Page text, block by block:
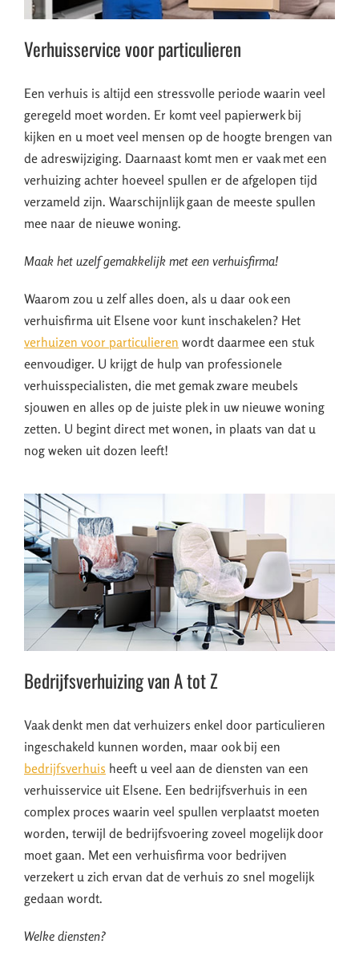
Verhuisservice voor particulieren
Een verhuis is altijd een stressvolle periode waarin veel
geregeld moet worden. Er komt veel papierwerk bij
kijken en u moet veel mensen op de hoogte brengen van
de adreswijziging. Daarnaast komt men er vaak met een
verhuizing achter hoeveel spullen er de afgelopen tijd
verzameld zijn. Waarschijnlijk gaan de meeste spullen
mee naar de nieuwe woning.
Maak het uzelf gemakkelijk met een verhuisfirma!
Waarom zou u zelf alles doen, als u daar ook een
verhuisfirma uit Elsene voor kunt inschakelen? Het
verhuizen voor particulieren wordt daarmee een stuk
eenvoudiger. U krijgt de hulp van professionele
verhuisspecialisten, die met gemak zware meubels
sjouwen en alles op de juiste plek in uw nieuwe woning
zetten. U begint direct met wonen, in plaats van dat u
nog weken uit dozen leeft!
Bedrijfsverhuizing van A tot Z
Vaak denkt men dat verhuizers enkel door particulieren
ingeschakeld kunnen worden, maar ook bij een
bedrijfsverhuis heeft u veel aan de diensten van een
verhuisservice uit Elsene. Een bedrijfsverhuis in een
complex proces waarin veel spullen verplaatst moeten
worden, terwijl de bedrijfsvoering zoveel mogelijk door
moet gaan. Met een verhuisfirma voor bedrijven
verzekert u zich ervan dat de verhuis zo snel mogelijk
gedaan wordt.
Welke diensten?